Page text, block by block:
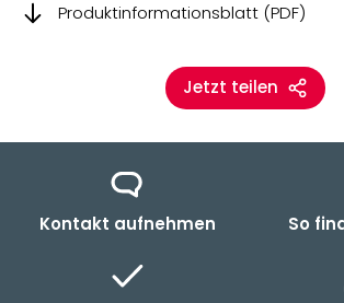
Produktinformationsblatt (PDF)
Jetzt teilen
Kontakt aufnehmen So